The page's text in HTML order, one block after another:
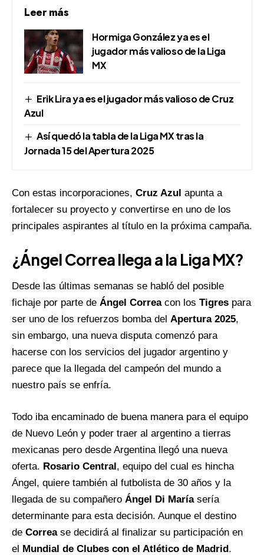
Leer más
Hormiga González ya es el
jugador más valioso de la Liga
MX
Erik Lira ya es el jugador más valioso de Cruz
Azul
Así quedó la tabla de la Liga MX tras la
Jornada 15 del Apertura 2025
Con estas incorporaciones, Cruz Azul apunta a
fortalecer su proyecto y convertirse en uno de los
principales aspirantes al título en la próxima campaña.
¿Ángel Correa llega a la Liga MX?
Desde las últimas semanas se habló del posible
fichaje por parte de Ángel Correacon los Tigres para
ser uno de los refuerzos bomba del Apertura 2025,
sin embargo, una nueva disputa comenzó para
hacerse con los servicios del jugador argentino y
parece que la llegada del campeón del mundo a
nuestro país se enfría.
Todo iba encaminado de buena manera para el equipo
de Nuevo León y poder traer al argentino a tierras
mexicanas pero desde Argentina llegó una nueva
oferta. Rosario Central, equipo del cual es hincha
Ángel, quiere también al futbolista de 30 años y la
llegada de su compañero Ángel Di Maríasería
determinante para esta decisión. Aunque el destino
de Correa se decidirá al finalizar su participación en
el Mundial de Clubes con el Atlético de Madrid.